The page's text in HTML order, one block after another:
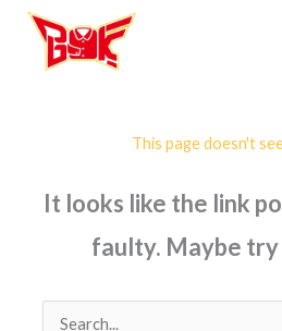
This page doesn't
It looks like the link
faulty. Maybe try